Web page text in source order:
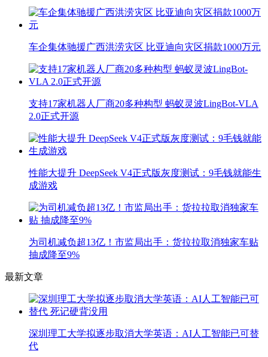
车企集体驰援广西洪涝灾区 比亚迪向灾区捐款1000万元
支持17家机器人厂商20多种构型 蚂蚁灵波LingBot-VLA
2.0正式开源
性能大提升 DeepSeek V4正式版灰度测试：9毛钱就能生
成游戏
为司机减负超13亿！市监局出手：货拉拉取消独家车贴
抽成降至9%
最新文章
深圳理工大学拟逐步取消大学英语：AI人工智能已可替
代